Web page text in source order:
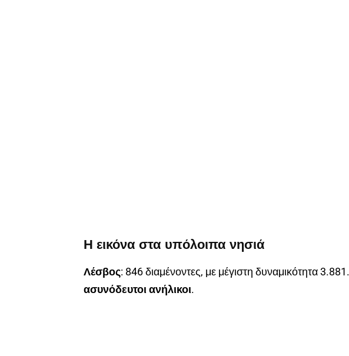
Η εικόνα στα υπόλοιπα νησιά
Λέσβος: 846 διαμένοντες, με μέγιστη δυναμικότητα
ασυνόδευτοι ανήλικοι.